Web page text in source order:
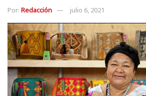
Por: Redacción julio 6, 2021